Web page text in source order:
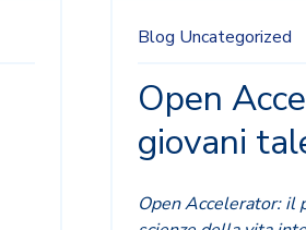
Blog Uncategorized
Open
giovani
Open Accelerator: il